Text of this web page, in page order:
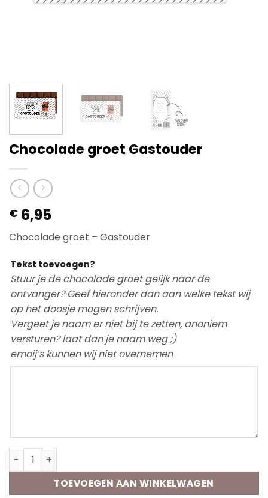
Chocolade groet Gastouder
€ 6,95
Chocolade groet – Gastouder
Tekst toevoegen?
Stuur je de chocolade groet gelijk naar de
ontvanger? Geef hieronder dan aan welke tekst wij
op het doosje mogen schrijven.
Vergeet je naam er niet bij te zetten, anoniem
versturen? laat dan je naam weg ;)
emoij’s kunnen wij niet overnemen
Chocolade groet Gastouder aantal
TOEVOEGEN AAN WINKELWAGEN